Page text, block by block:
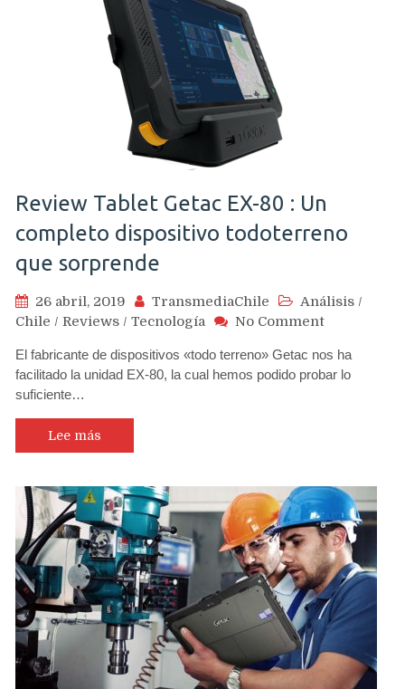
Review Tablet Getac EX-80 : Un
completo dispositivo todoterreno
que sorprende
26 abril, 2019 TransmediaChile Análisis /
Chile / Reviews / Tecnología No Commenton
Tablet
Getac
dispositivo
que
sorprende
El fabricante de dispositivos «todo terreno» Getac nos ha
facilitado la unidad EX-80, la cual hemos podido probar lo
suficiente…
Lee más